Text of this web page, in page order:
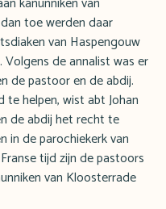
toe werden daar
van Haspengouw
de annalist was er
de pastoor en de abdij.
helpen, wist abt Johan
de abdij het recht te
in de parochiekerk van
tijd zijn de pastoors
van Kloosterrade